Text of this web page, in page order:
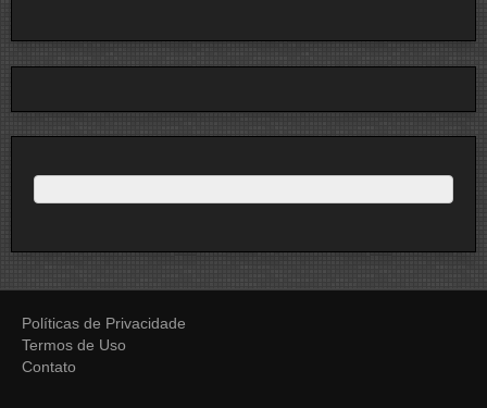
Políticas de Privacidade
Termos de Uso
Contato